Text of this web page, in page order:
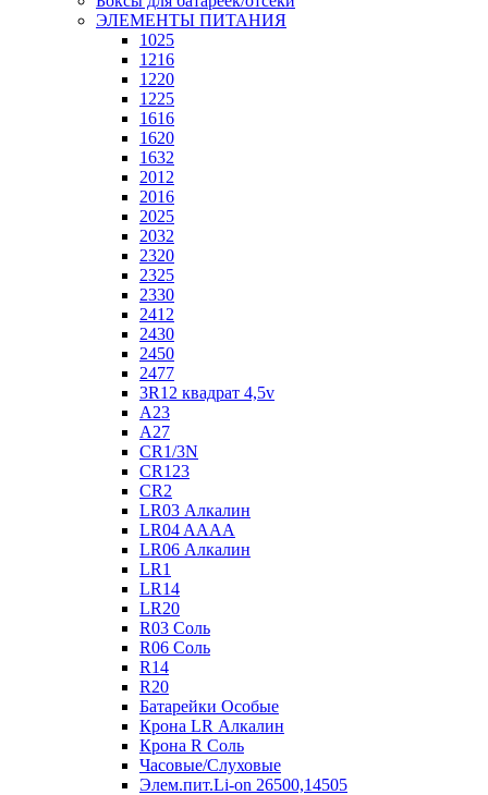
ЭЛЕМЕНТЫ ПИТАНИЯ
1025
1216
1220
1225
1616
1620
1632
2012
2016
2025
2032
2320
2325
2330
2412
2430
2450
2477
3R12 квадрат 4,5v
A23
A27
CR1/3N
CR123
CR2
LR03 Алкалин
LR04 AAAA
LR06 Алкалин
LR1
LR14
LR20
R03 Соль
R06 Соль
R14
R20
Батарейки Особые
Крона LR Алкалин
Крона R Соль
Часовые/Слуховые
Элем.пит.Li-on 26500,14505